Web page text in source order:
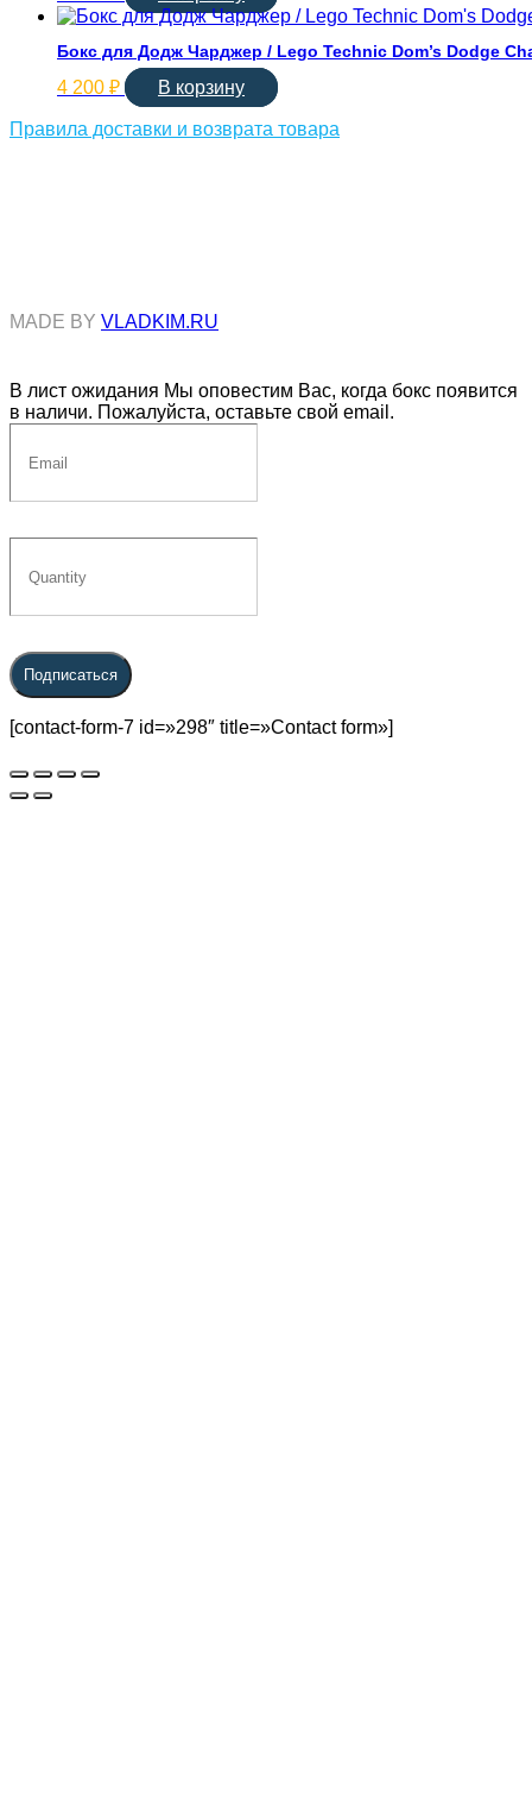
Бокс для Додж Чарджер / Lego Technic Dom’s Dodge
4 200 ₽ В корзину
Правила доставки и возврата товара
MADE BY VLADKIM.RU
В лист ожидания Мы оповестим Вас, когда бокс появится
в наличи. Пожалуйста, оставьте свой email.
Подписаться
[contact-form-7 id=»298″ title=»Contact form»]